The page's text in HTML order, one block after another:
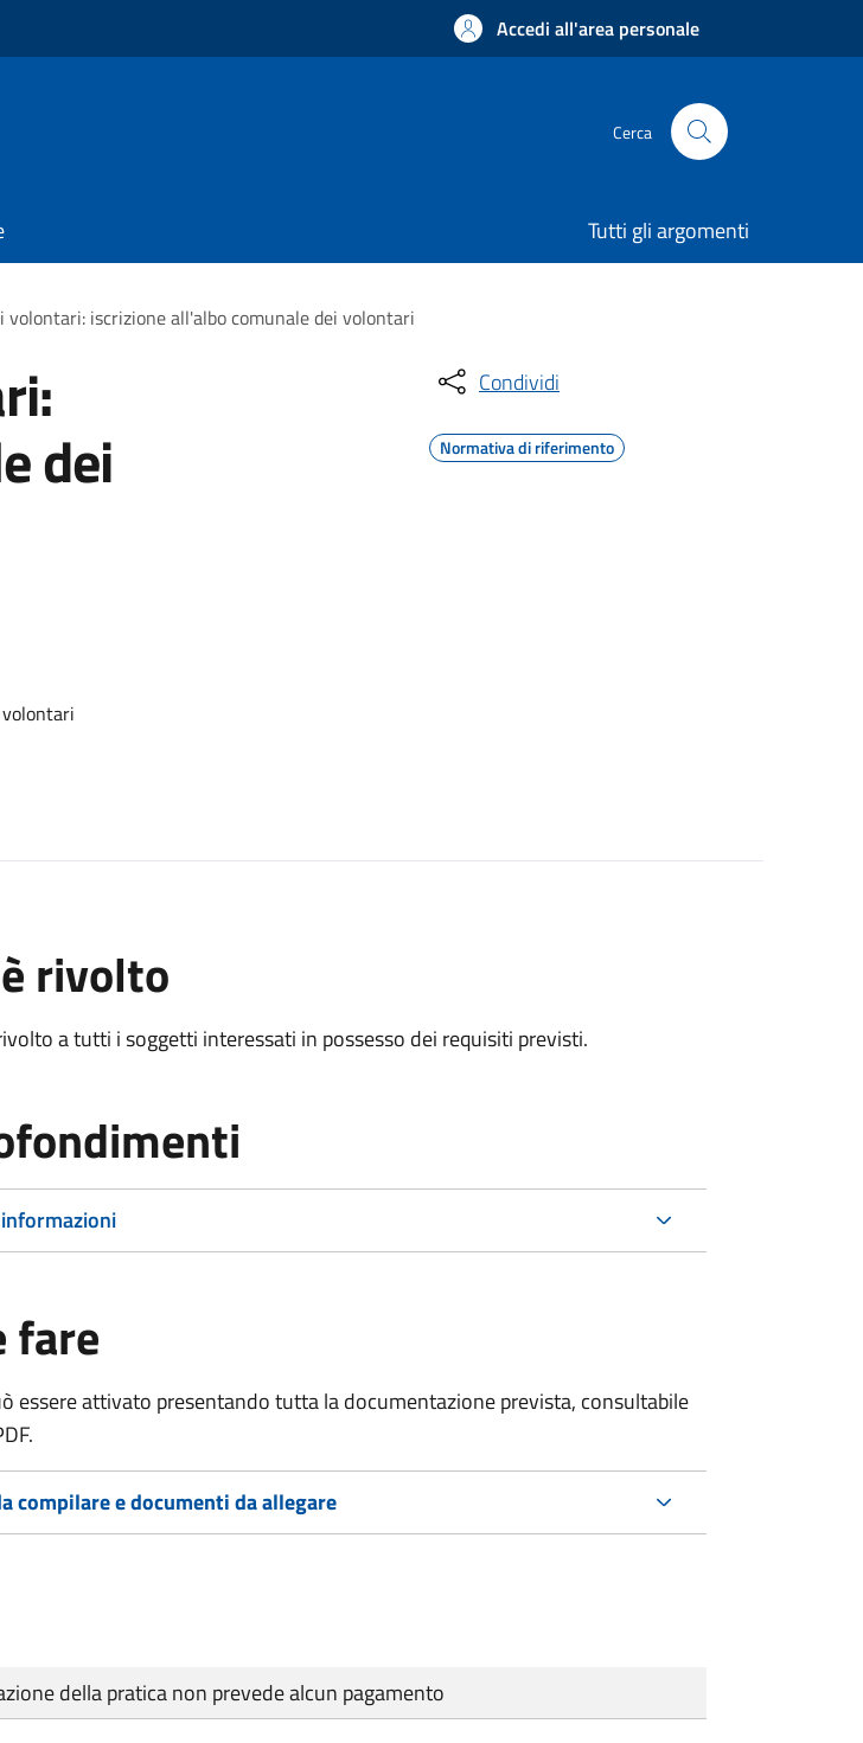
Accedi all'area personale
Cerca
Tutti gli argomenti
volontari: iscrizione all'albo comunale dei volontari
dei
Condividi
Normativa di riferimento
rivolto
a tutti i soggetti interessati in possesso dei requisiti previsti.
fare
essere attivato presentando tutta la documentazione prevista, consultabile
compilare e documenti da allegare
della pratica non prevede alcun pagamento